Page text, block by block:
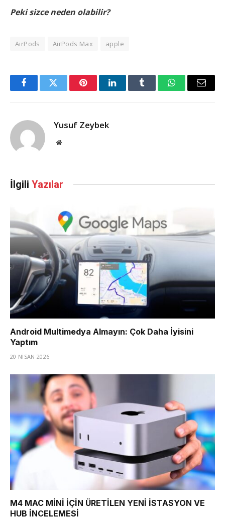
Peki sizce neden olabilir?
AirPods AirPods Max apple
FacebookTwitter PinterestLinkedInTumblr WhatsAppEmail
Yusuf Zeybek
Web
İlgili Yazılar
Android Multimedya Almayın: Çok Daha İyisini
Yaptım
20 NISAN 2026
M4 MAC MİNİ İÇİN ÜRETİLEN YENİ İSTASYON VE
HUB İNCELEMESİ